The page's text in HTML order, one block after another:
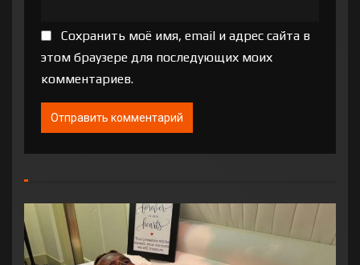
Сохранить моё имя, email и адрес сайта в
этом браузере для последующих моих
комментариев.